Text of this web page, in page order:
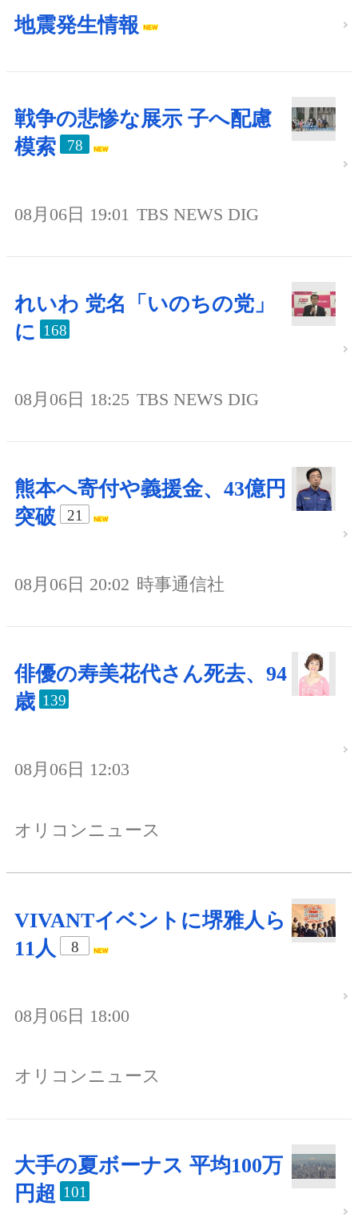
地震発生情報
戦争の悲惨な展示 子へ配慮
模索
78
08月06日 19:01 TBS NEWS DIG
れいわ 党名「いのちの党」
に 168
08月06日 18:25 TBS NEWS DIG
熊本へ寄付や義援金、43億円
突破
21
08月06日 20:02 時事通信社
俳優の寿美花代さん死去、94
歳 139
08月06日 12:03
オリコンニュース
VIVANTイベントに堺雅人ら
11人
8
08月06日 18:00
オリコンニュース
大手の夏ボーナス 平均100万
円超 101